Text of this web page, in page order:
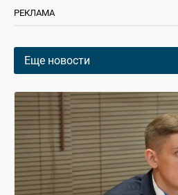
РЕКЛАМА
Еще новости